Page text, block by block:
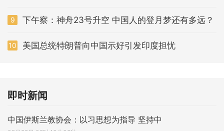
9 下午察：神舟23号升空 中国人的登月梦还有多远？
10 美国总统特朗普向中国示好引发印度担忧
即时新闻
中国伊斯兰教协会：以习思想为指导 坚持中